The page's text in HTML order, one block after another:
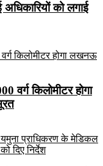
को लगाई
किलोमीटर होगा